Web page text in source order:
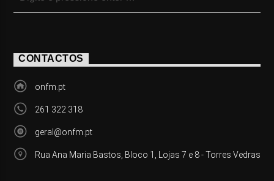
CONTACTOS
onfm.pt
261 322 318
geral@onfm.pt
Rua Ana Maria Bastos, Bloco 1, Lojas 7 e 8 - Torres Vedras